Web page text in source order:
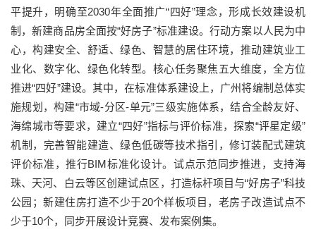
平提升，明确至2030年全面推广“四好”理念，形成长效建设机
制，新建商品房全面按“好房子”标准建设。行动方案以人民为中
心，构建安全、舒适、绿色、智慧的居住环境，推动建筑业工
业化、数字化、绿色化转型。核心任务聚焦五大维度，全方位
推进“四好”建设。其中，在标准体系建设上，广州将编制总体实
施规划，构建“市域-分区-单元”三级实施体系，结合全龄友好、
海绵城市等要求，建立“四好”指标与评价标准，探索“评星定级”
机制，完善智能建造、绿色低碳等技术指引，修订装配式建筑
评价标准，推行BIM标准化设计。试点示范同步推进，支持海
珠、天河、白云等区创建试点区，打造标杆项目与“好房子”科技
公园；新建住房打造不少于20个样板项目，老房子改造试点不
少于10个，同步开展设计竞赛、发布案例集。